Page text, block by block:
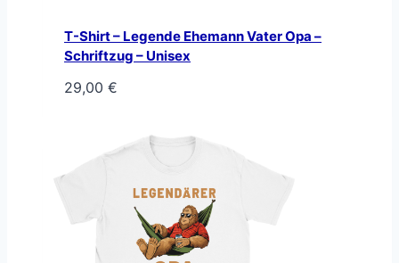
T-Shirt – Legende Ehemann Vater Opa –
Schriftzug – Unisex
29,00 €